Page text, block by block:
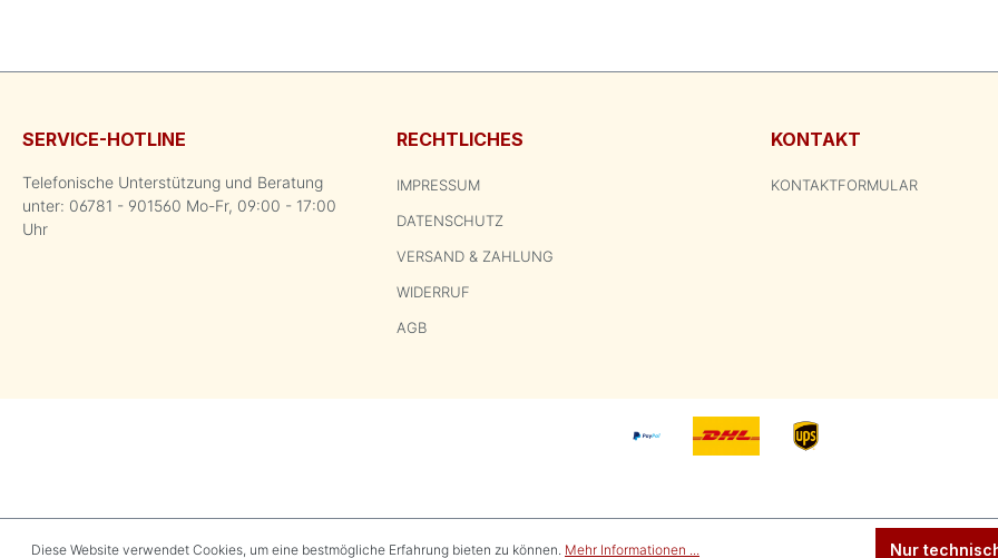
SERVICE-HOTLINE
Telefonische Unterstützung und Beratung
unter: 06781 - 901560 Mo-Fr, 09:00 - 17:00
Uhr
RECHTLICHES
IMPRESSUM
DATENSCHUTZ
VERSAND & ZAHLUNG
WIDERRUF
AGB
KONTAKT
KONTAKTFORMULAR
Diese Website verwendet Cookies, um eine bestmögliche Erfahrung bieten zu können. Mehr Informationen ... Nur